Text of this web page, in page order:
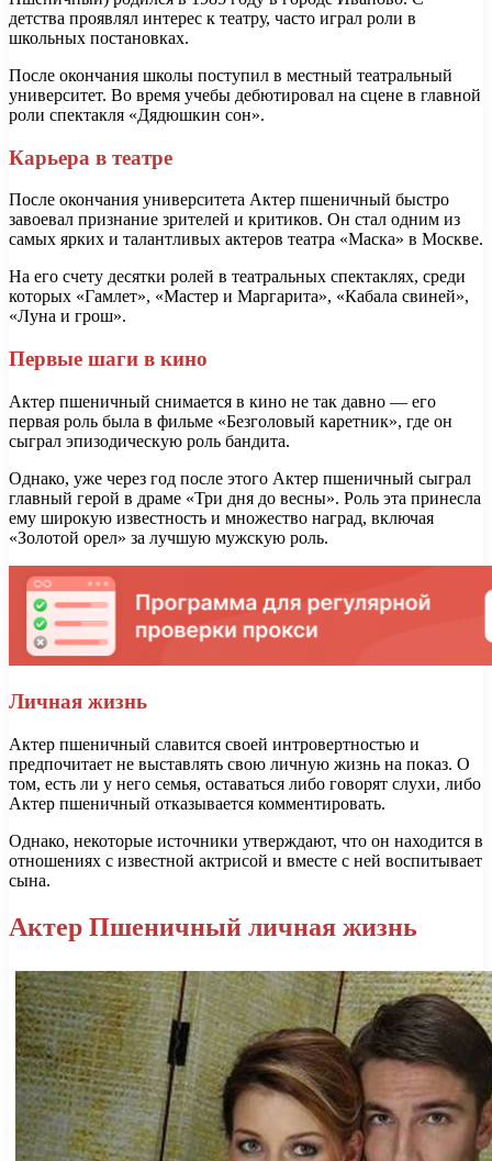
детства проявлял интерес к театру, часто играл роли в
школьных постановках.
После окончания школы поступил в местный театральный
университет. Во время учебы дебютировал на сцене в главной
роли спектакля «Дядюшкин сон».
Карьера в театре
После окончания университета Актер пшеничный быстро
завоевал признание зрителей и критиков. Он стал одним из
самых ярких и талантливых актеров театра «Маска» в Москве.
На его счету десятки ролей в театральных спектаклях, среди
которых «Гамлет», «Мастер и Маргарита», «Кабала свиней»,
«Луна и грош».
Первые шаги в кино
Актер пшеничный снимается в кино не так давно — его
первая роль была в фильме «Безголовый каретник», где он
сыграл эпизодическую роль бандита.
Однако, уже через год после этого Актер пшеничный сыграл
главный герой в драме «Три дня до весны». Роль эта принесла
ему широкую известность и множество наград, включая
«Золотой орел» за лучшую мужскую роль.
Личная жизнь
Актер пшеничный славится своей интровертностью и
предпочитает не выставлять свою личную жизнь на показ. О
том, есть ли у него семья, оставаться либо говорят слухи, либо
Актер пшеничный отказывается комментировать.
Однако, некоторые источники утверждают, что он находится в
отношениях с известной актрисой и вместе с ней воспитывает
сына.
Актер Пшеничный личная жизнь